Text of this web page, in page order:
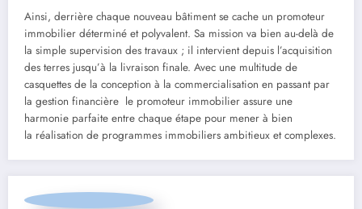
Ainsi, derrière chaque nouveau bâtiment se cache un promoteur
immobilier déterminé et polyvalent. Sa mission va bien au-delà de
la simple supervision des travaux ; il intervient depuis l’acquisition
des terres jusqu’à la livraison finale. Avec une multitude de
casquettes de la conception à la commercialisation en passant par
la gestion financière le promoteur immobilier assure une
harmonie parfaite entre chaque étape pour mener à bien
la réalisation de programmes immobiliers ambitieux et complexes.